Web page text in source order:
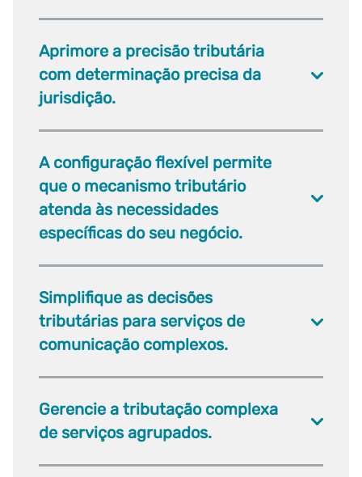
Aprimore a precisão tributária
com determinação precisa da
jurisdição.
A configuração flexível permite
que o mecanismo tributário
atenda às necessidades
específicas do seu negócio.
Simplifique as decisões
tributárias para serviços de
comunicação complexos.
Gerencie a tributação complexa
de serviços agrupados.